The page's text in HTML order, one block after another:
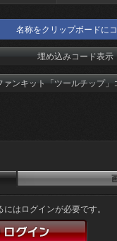
名称をクリップボードに
埋め込みコード表示
ァンキット「ツールチップ」
はログインが必要です。